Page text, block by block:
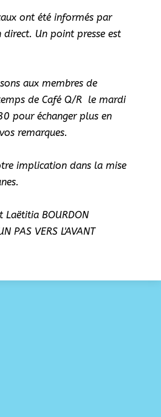
ont été informés par
Un point presse est
aux membres de
de Café Q/R le mardi
pour échanger plus en
remarques.
implication dans la mise
Laëtitia BOURDON
PAS VERS L'AVANT